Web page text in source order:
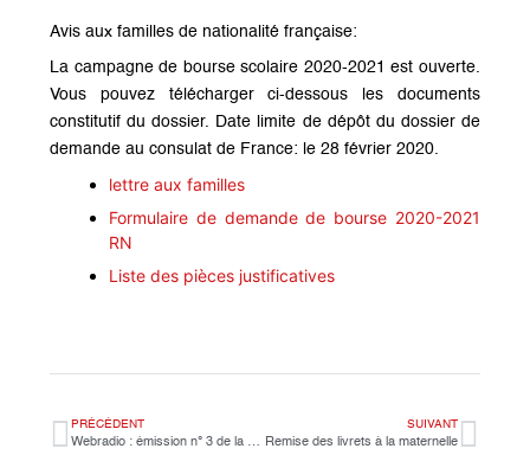
Avis aux familles de nationalité française:
La campagne de bourse scolaire 2020-2021 est ouverte.
Vous pouvez télécharger ci-dessous les documents
constitutif du dossier. Date limite de dépôt du dossier de
demande au consulat de France: le28 février 2020.
lettre aux familles
Formulaire de demande de bourse 2020-2021
RN
Liste des pièces justificatives
PRÉCÉDENT
Webradio : émission n° 3 de la session lycée.
SUIVANT
Remise des livrets à la maternelle